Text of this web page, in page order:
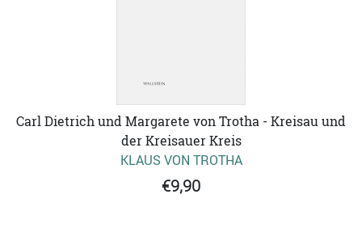
Carl Dietrich und Margarete von Trotha - Kreisau und
der Kreisauer Kreis
KLAUS VON TROTHA
€9,90